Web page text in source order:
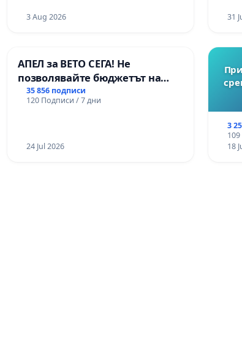
3 Aug 2026 31
АПЕЛ за ВЕТО СЕГА! Не
позволявайте бюджетът на
Радев да открадне парите и
правата ни в тъмното
35 856 подписи
120 Подписи / 7 дни
24 Jul 2026
3
18